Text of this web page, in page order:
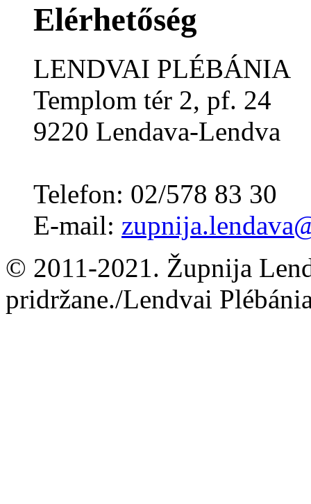
Elérhetőség
LENDVAI PLÉBÁNIA
Templom tér 2, pf. 24
9220 Lendava-Lendva
Telefon: 02/578 83 30
E-mail:
© 2011-2021. Župnija
pridržane./Lendvai